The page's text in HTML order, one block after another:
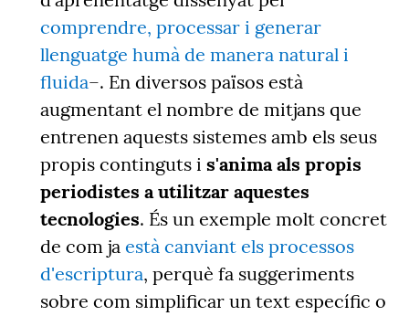
comprendre, processar i generar
llenguatge humà de manera natural i
fluida–. En diversos països està
augmentant el nombre de mitjans que
entrenen aquests sistemes amb els seus
propis continguts i s'anima als propis
periodistes a utilitzar aquestes
tecnologies. És un exemple molt concret
de com ja està canviant els processos
d'escriptura, perquè fa suggeriments
sobre com simplificar un text específic o